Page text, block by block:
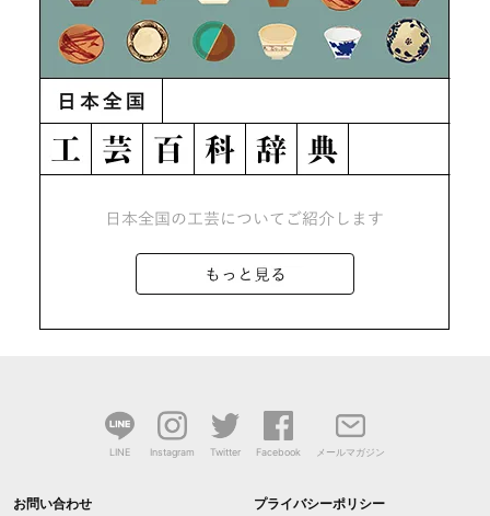
LINE Instagram Twitter Facebook メールマガジン
お問い合わせ プライバシーポリシー